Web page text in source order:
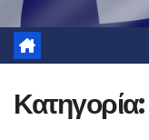
Κατηγορία: